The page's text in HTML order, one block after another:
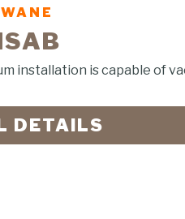
installation is capable of
DETAILS